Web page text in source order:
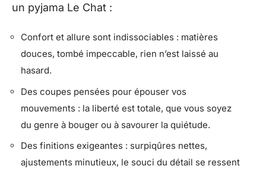
un pyjama Le Chat :
Confort et allure sont indissociables : matières
douces, tombé impeccable, rien n’est laissé au
hasard.
Des coupes pensées pour épouser vos
mouvements : la liberté est totale, que vous soyez
du genre à bouger ou à savourer la quiétude.
Des finitions exigeantes : surpiqûres nettes,
ajustements minutieux, le souci du détail se ressent